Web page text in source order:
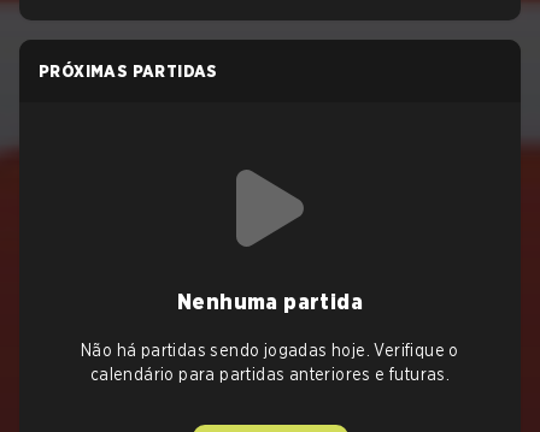
PRÓXIMAS PARTIDAS
Nenhuma partida
Não há partidas sendo jogadas hoje. Verifique o
calendário para partidas anteriores e futuras.